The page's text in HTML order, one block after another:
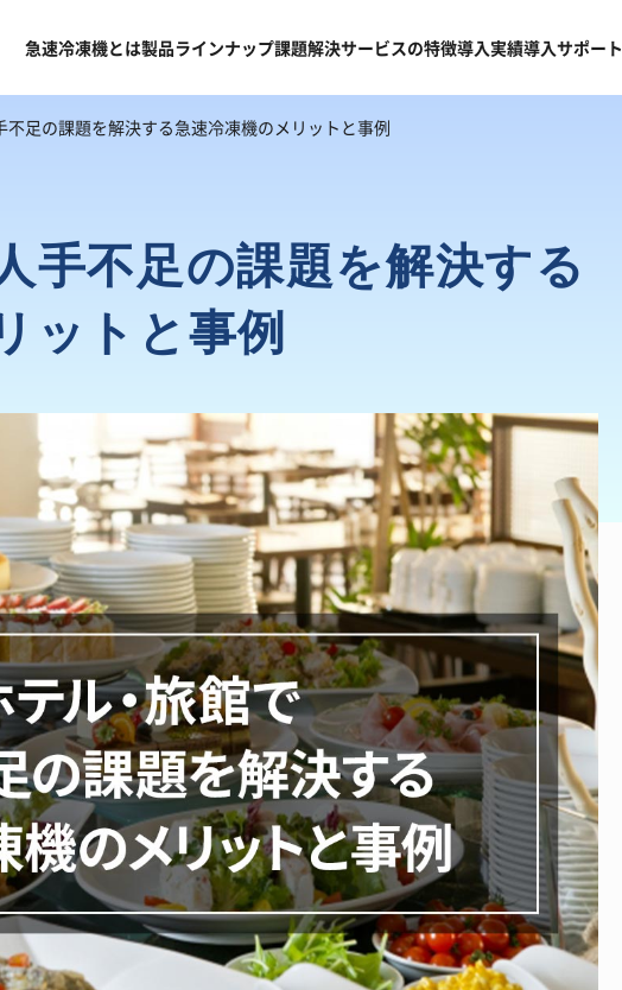
急速冷凍機とは製品ラインナップ課題解決サービスの特徴導入実績導入サポート
不足の課題を解決する急速冷凍機のメリットと事例
手不足の課題を解決する
ットと事例